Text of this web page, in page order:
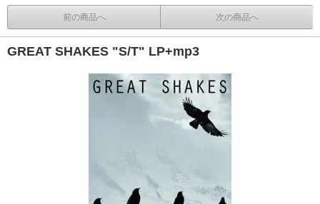
前の商品へ 次の商品へ
GREAT SHAKES "S/T" LP+mp3